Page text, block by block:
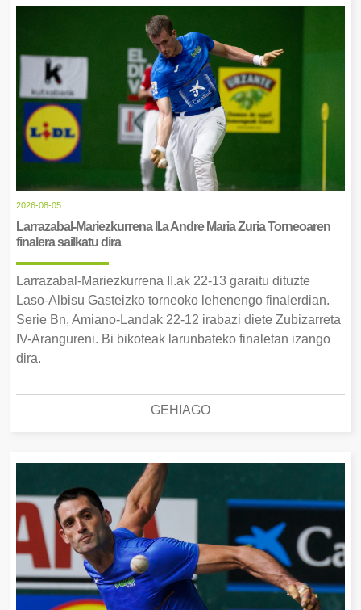
2026-08-05
Larrazabal-Mariezkurrena II.a Andre Maria Zuria Torneoaren
finalera sailkatu dira
Larrazabal-Mariezkurrena II.ak 22-13 garaitu dituzte
Laso-Albisu Gasteizko torneoko lehenengo finalerdian.
Serie Bn, Amiano-Landak 22-12 irabazi diete Zubizarreta
IV-Arangureni. Bi bikoteak larunbateko finaletan izango
dira.
GEHIAGO